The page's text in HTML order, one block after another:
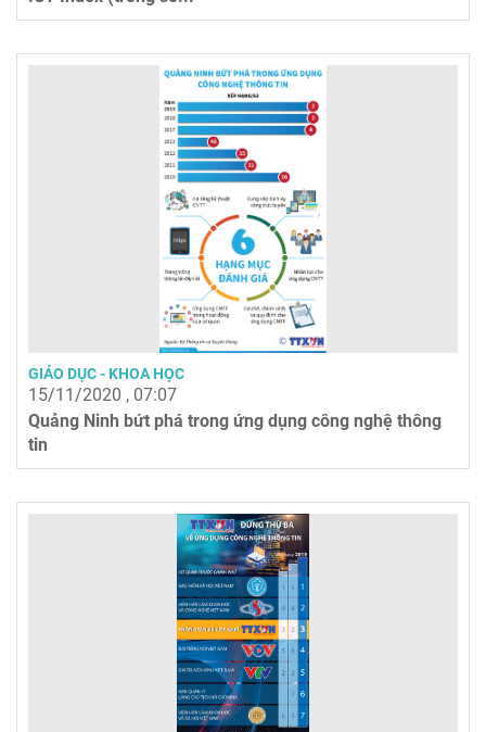
GIÁO DỤC - KHOA HỌC
15/11/2020 , 07:07
Quảng Ninh bứt phá trong ứng dụng công nghệ thông
tin